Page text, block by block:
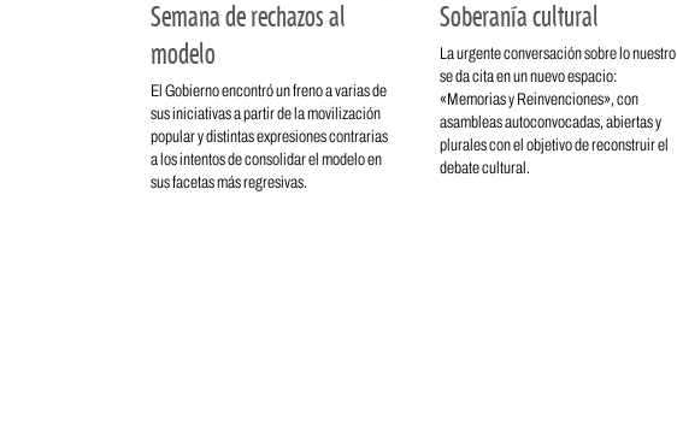
Semana de rechazos al
modelo
El Gobierno encontró un freno a varias de
sus iniciativas a partir de la movilización
popular y distintas expresiones contrarias
a los intentos de consolidar el modelo en
sus facetas más regresivas.
Soberanía cultural
La urgente conversación sobre lo nuestro
se da cita en un nuevo espacio:
«Memorias y Reinvenciones», con
asambleas autoconvocadas, abiertas y
plurales con el objetivo de reconstruir el
debate cultural.